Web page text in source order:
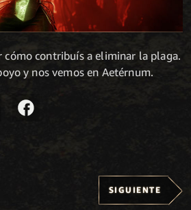
cómo contribuís a eliminar la plaga.
y nos vemos en Aetérnum.
SIGUIENTE